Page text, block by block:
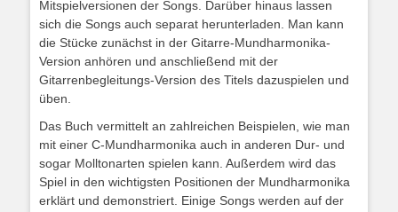
Mitspielversionen der Songs. Darüber hinaus lassen
sich die Songs auch separat herunterladen. Man kann
die Stücke zunächst in der Gitarre-Mundharmonika-
Version anhören und anschließend mit der
Gitarrenbegleitungs-Version des Titels dazuspielen und
üben.
Das Buch vermittelt an zahlreichen Beispielen, wie man
mit einer C-Mundharmonika auch in anderen Dur- und
sogar Molltonarten spielen kann. Außerdem wird das
Spiel in den wichtigsten Positionen der Mundharmonika
erklärt und demonstriert. Einige Songs werden auf der